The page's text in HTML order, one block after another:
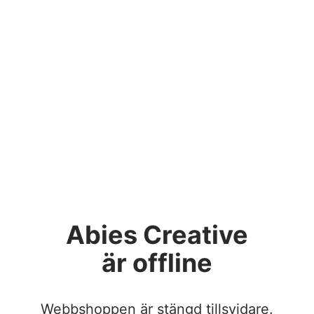
Abies Creative
är offline
Webbshoppen är stängd tillsvidare.